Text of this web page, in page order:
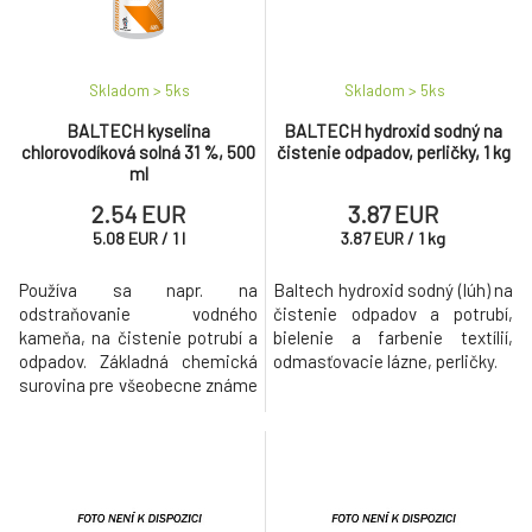
BALTECH kyselina
chlorovodíková solná 31 %, 500
ml
Skladom > 5ks
2.54 EUR
5.08 EUR / 1 l
Používa sa napr. na
odstraňovanie vodného
kameňa, na čistenie potrubí a
odpadov. Základná chemická
surovina pre všeobecne známe
BALTECH hydroxid sodný na
čistenie odpadov, perličky, 1 kg
Skladom > 5ks
3.87 EUR
3.87 EUR/ 1 kg
Baltech hydroxid sodný (lúh) na
čistenie odpadov a potrubí,
bielenie a farbenie textílií,
odmasťovacie lázne, perličky.